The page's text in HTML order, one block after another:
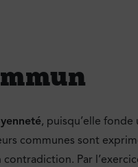
, puisqu’elle fonde
communes sont
Par